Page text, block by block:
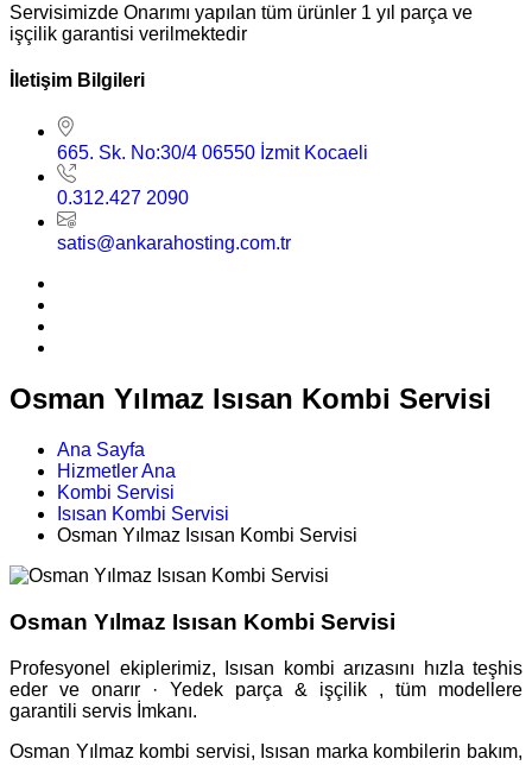
Servisimizde Onarımı yapılan tüm ürünler 1 yıl parça ve
işçilik garantisi verilmektedir
İletişim Bilgileri
665. Sk. No:30/4 06550 İzmit Kocaeli
0.312.427 2090
satis@ankarahosting.com.tr
Osman Yılmaz Isısan Kombi Servisi
Ana Sayfa
Hizmetler Ana
Kombi Servisi
Isısan Kombi Servisi
Osman Yılmaz Isısan Kombi Servisi
Osman Yılmaz Isısan Kombi Servisi
Profesyonel ekiplerimiz, Isısan kombi arızasını hızla teşhis
eder ve onarır · Yedek parça & işçilik , tüm modellere
garantili servis İmkanı.
Osman Yılmaz kombi servisi, Isısan marka kombilerin bakım,